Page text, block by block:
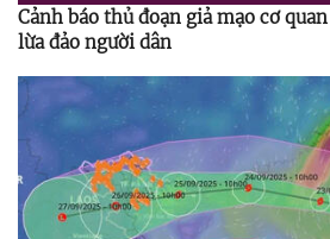
Cảnh báo thủ đoạn giả mạo cơ
lừa đảo người dân